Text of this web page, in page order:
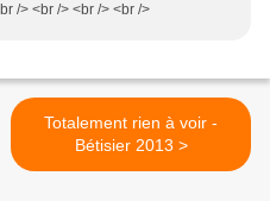
/> <br /> <br /> <br />
Totalement rien à voir -
Bétisier 2013 >